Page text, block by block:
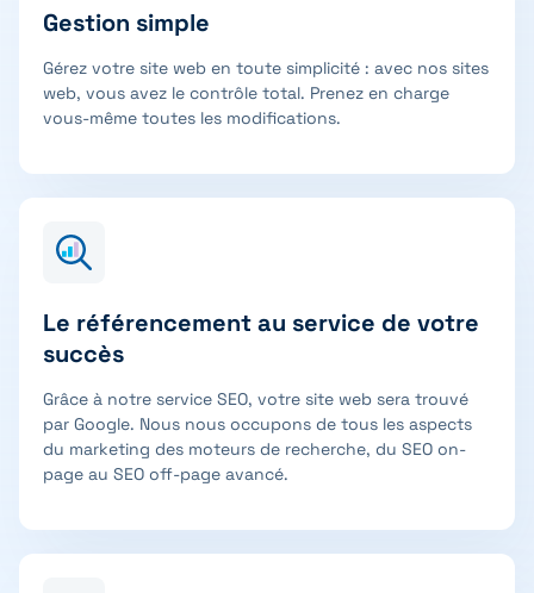
Gestion simple
Gérez votre site web en toute simplicité : avec nos sites
web, vous avez le contrôle total. Prenez en charge
vous-même toutes les modifications.
Le référencement au service de votre
succès
Grâce à notre service SEO, votre site web sera trouvé
par Google. Nous nous occupons de tous les aspects
du marketing des moteurs de recherche, du SEO on-
page au SEO off-page avancé.